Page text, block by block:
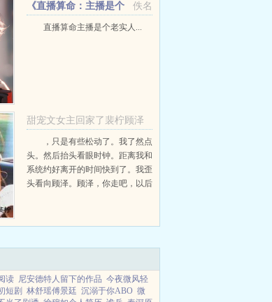
佚名
《直播算命：主播是个
老实人》
直播算命主播是个老实人...
甜宠文女主回家了裴柠顾泽
无弹窗
裴柠顾泽+
，只是有些松动了。我了然点
头。然后抬头看眼时钟。距离我和
系统约好离开的时间快到了。我歪
头看向顾泽。顾泽，你走吧，以后
接触到我像看陌生人一样的目光，
读 尼安德特人留下的作品 今夜微风轻
短剧 林舒瑶傅景廷 沉溺于你ABO 微